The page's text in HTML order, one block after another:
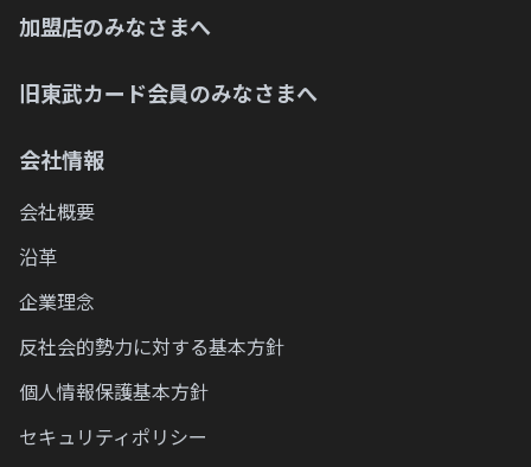
加盟店のみなさまへ
旧東武カード会員のみなさまへ
会社情報
会社概要
沿革
企業理念
反社会的勢力に対する基本方針
個人情報保護基本方針
セキュリティポリシー